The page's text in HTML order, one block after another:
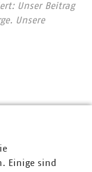
Unser Beitrag
Unsere
Einige sind